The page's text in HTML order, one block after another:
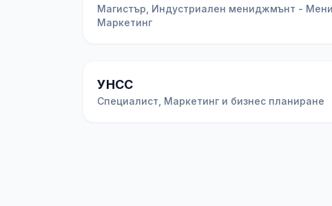
Магистър, Индустриален мениджмънт -
Маркетинг
УНСС
Специалист, Маркетинг и бизнес планиране